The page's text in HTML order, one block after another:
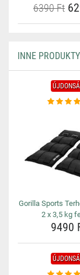
6390 Ft
INNE
Gorilla Sports
2 x 3,5 kg
9490